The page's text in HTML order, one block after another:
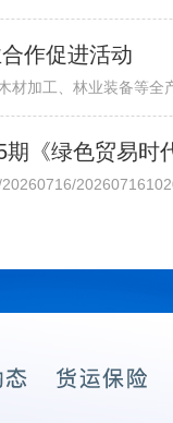
作促进活动